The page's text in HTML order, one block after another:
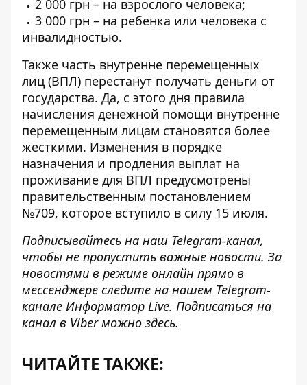
2 000 грн – на взрослого человека;
3 000 грн – на ребенка или человека с
инвалидностью.
Также часть внутренне перемещенных
лиц (ВПЛ) перестанут получать деньги от
государства. Да, с этого дня правила
начисления денежной помощи внутренне
перемещенным лицам становятся более
жесткими. Изменения в порядке
назначения и продления выплат на
проживание для ВПЛ предусмотрены
правительственным постановлением
№709, которое вступило в силу 15 июля.
Подписывайтесь на наш Telegram-канал,
чтобы не пропустить важные новости. За
новостями в режиме онлайн прямо в
мессенджере следите на нашем Telegram-
канале Информатор Live. Подписаться на
канал в Viber можно здесь.
ЧИТАЙТЕ ТАКЖЕ: